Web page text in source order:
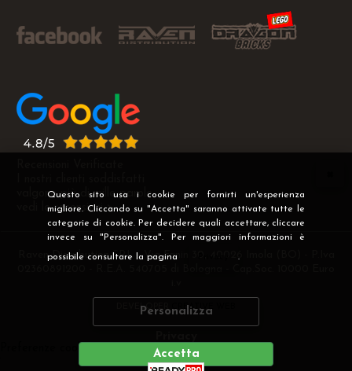
Questo sito usa i cookie per fornirti un'esperienza
migliore. Cliccando su "Accetta" saranno attivate tutte le
categorie di cookie. Per decidere quali accettare, cliccare
invece su "Personalizza". Per maggiori informazioni è
possibile consultare la pagina .
Personalizza
Accetta
valgono più di mille parole
vedi le recensioni >
Raven Distribution SRL - Via Fanin 30, 40026 Imola (BO) - P.Iva
DEVELOPER CREATIVE WEB